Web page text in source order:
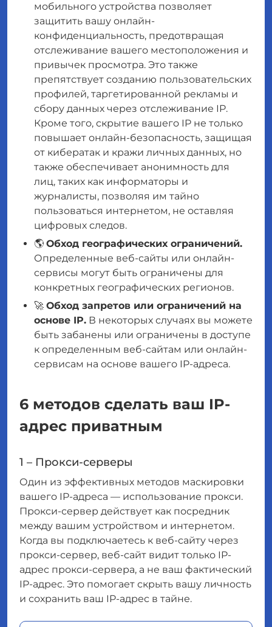
мобильного устройства позволяет
защитить вашу онлайн-
конфиденциальность, предотвращая
отслеживание вашего местоположения и
привычек просмотра. Это также
препятствует созданию пользовательских
профилей, таргетированной рекламы и
сбору данных через отслеживание IP.
Кроме того, скрытие вашего IP не только
повышает онлайн-безопасность, защищая
от кибератак и кражи личных данных, но
также обеспечивает анонимность для
лиц, таких как информаторы и
журналисты, позволяя им тайно
пользоваться интернетом, не оставляя
цифровых следов.
🌎 Обход географических ограничений.
Определенные веб-сайты или онлайн-
сервисы могут быть ограничены для
конкретных географических регионов.
🚀 Обход запретов или ограничений на
основе IP. В некоторых случаях вы можете
быть забанены или ограничены в доступе
к определенным веб-сайтам или онлайн-
сервисам на основе вашего IP-адреса.
6 методов сделать ваш IP-
адрес приватным
1 – Прокси-серверы
Один из эффективных методов маскировки
вашего IP-адреса — использование прокси.
Прокси-сервер действует как посредник
между вашим устройством и интернетом.
Когда вы подключаетесь к веб-сайту через
прокси-сервер, веб-сайт видит только IP-
адрес прокси-сервера, а не ваш фактический
IP-адрес. Это помогает скрыть вашу личность
и сохранить ваш IP-адрес в тайне.